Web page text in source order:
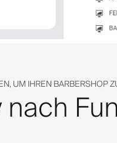
UM IHREN BARBERSHOP